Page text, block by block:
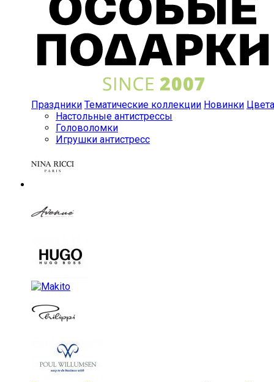
Праздники Тематические коллекции Новинки Цвета
Настольные антистрессы
Головоломки
Игрушки антистресс